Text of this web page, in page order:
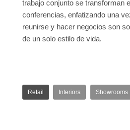
trabajo conjunto se transforman
conferencias, enfatizando una
reunirse y hacer negocios son
de un solo estilo de vida.
Retail Interiors Showrooms